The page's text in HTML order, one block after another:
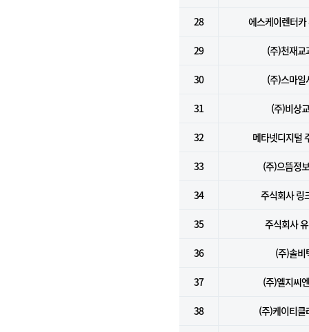
28 에스케이렌터카
29 (주)천재교
30 (주)스마일
31 (주)비상
32 메타넷디지털
33 (주)으뜸정
34 주식회사 링
35 주식회사
36 (주)솔비
37 (주)엘지씨
38 (주)케이티클